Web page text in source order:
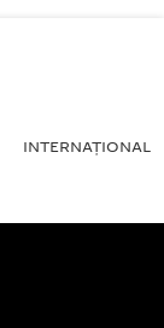
INTERNAŢIONAL